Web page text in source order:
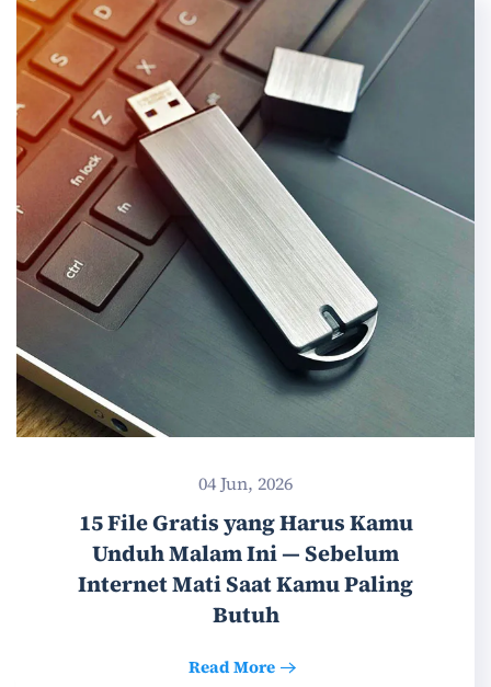
04 Jun, 2026
15 File Gratis yang Harus Kamu
Unduh Malam Ini — Sebelum
Internet Mati Saat Kamu Paling
Butuh
Read More